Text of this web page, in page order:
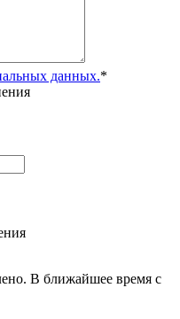
данных.*
В ближайшее время с